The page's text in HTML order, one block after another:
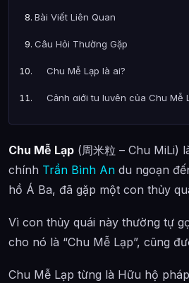
Bài Viết Liên Quan
Câu Hỏi Thường Gặp
Chu Mễ Lạp là ai?
Cảnh giới tu luyện của Chu Mễ
Chu Mễ Lạp xuất hiện trong tác
Thông tin về Chu Mễ Lạp được
Chu Mễ Lạp (周米粒 – Chu MiLi)
chính Trần Bình An du ngoạn
hồ Á Ba, đã gặp một con thủy
Vì con thủy quái này thường tự
cho nó là “Chu Mễ Lạp”, cũng
Chu Mễ Lạp từng là Hữu hộ